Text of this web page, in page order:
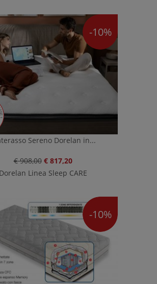
-10%
Sereno Dorelan in...
€ 908,00 € 817,20
Dorelan Linea Sleep CARE
-10%